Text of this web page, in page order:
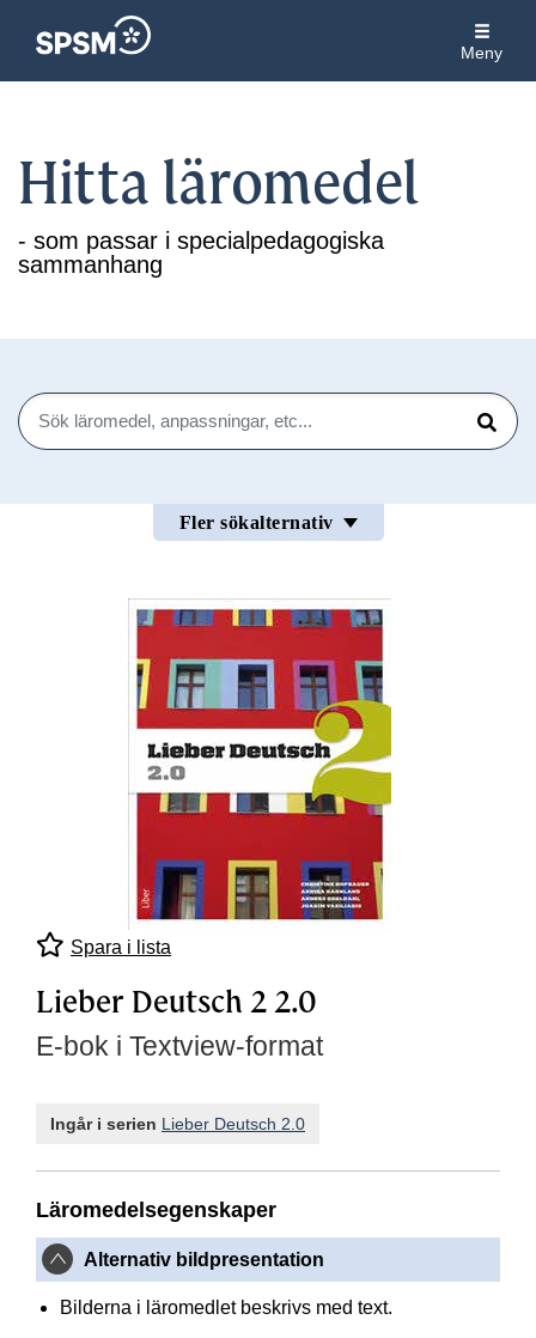
Meny
Hitta läromedel
- som passar i specialpedagogiska
sammanhang
Sök
Sök
Fler sökalternativ
Spara i lista
Lieber Deutsch 2 2.0
E-bok i Textview-format
Ingår i serien Lieber Deutsch 2.0
Läromedelsegenskaper
Alternativ bildpresentation
Bilderna i läromedlet beskrivs med text.